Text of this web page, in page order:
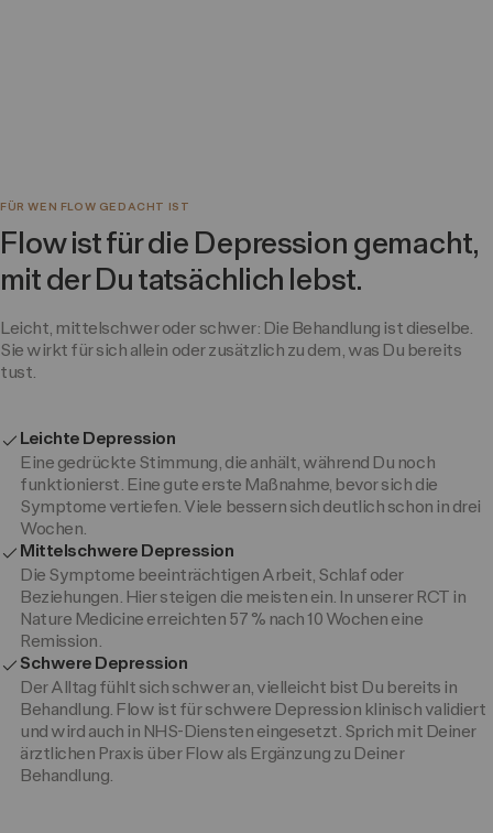
FÜR WEN FLOW GEDACHT IST
Flow ist für die Depression gemacht,
mit der Du tatsächlich lebst.
Leicht, mittelschwer oder schwer: Die Behandlung ist dieselbe.
Sie wirkt für sich allein oder zusätzlich zu dem, was Du bereits
tust.
Leichte Depression
Eine gedrückte Stimmung, die anhält, während Du noch
funktionierst. Eine gute erste Maßnahme, bevor sich die
Symptome vertiefen. Viele bessern sich deutlich schon in drei
Wochen.
Mittelschwere Depression
Die Symptome beeinträchtigen Arbeit, Schlaf oder
Beziehungen. Hier steigen die meisten ein. In unserer RCT in
Nature Medicine erreichten 57 % nach 10 Wochen eine
Remission.
Schwere Depression
Der Alltag fühlt sich schwer an, vielleicht bist Du bereits in
Behandlung. Flow ist für schwere Depression klinisch validiert
und wird auch in NHS-Diensten eingesetzt. Sprich mit Deiner
ärztlichen Praxis über Flow als Ergänzung zu Deiner
Behandlung.